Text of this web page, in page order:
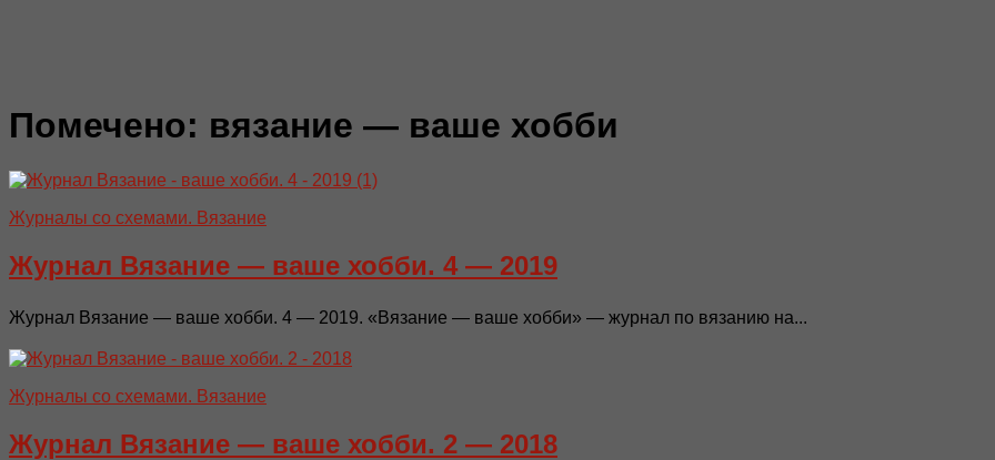
Помечено: вязание — ваше хобби
Журналы со схемами. Вязание
Журнал Вязание — ваше хобби. 4 — 2019
Журнал Вязание — ваше хобби. 4 — 2019. «Вязание — ваше хобби» — журнал по вязанию на...
Журналы со схемами. Вязание
Журнал Вязание — ваше хобби. 2 — 2018